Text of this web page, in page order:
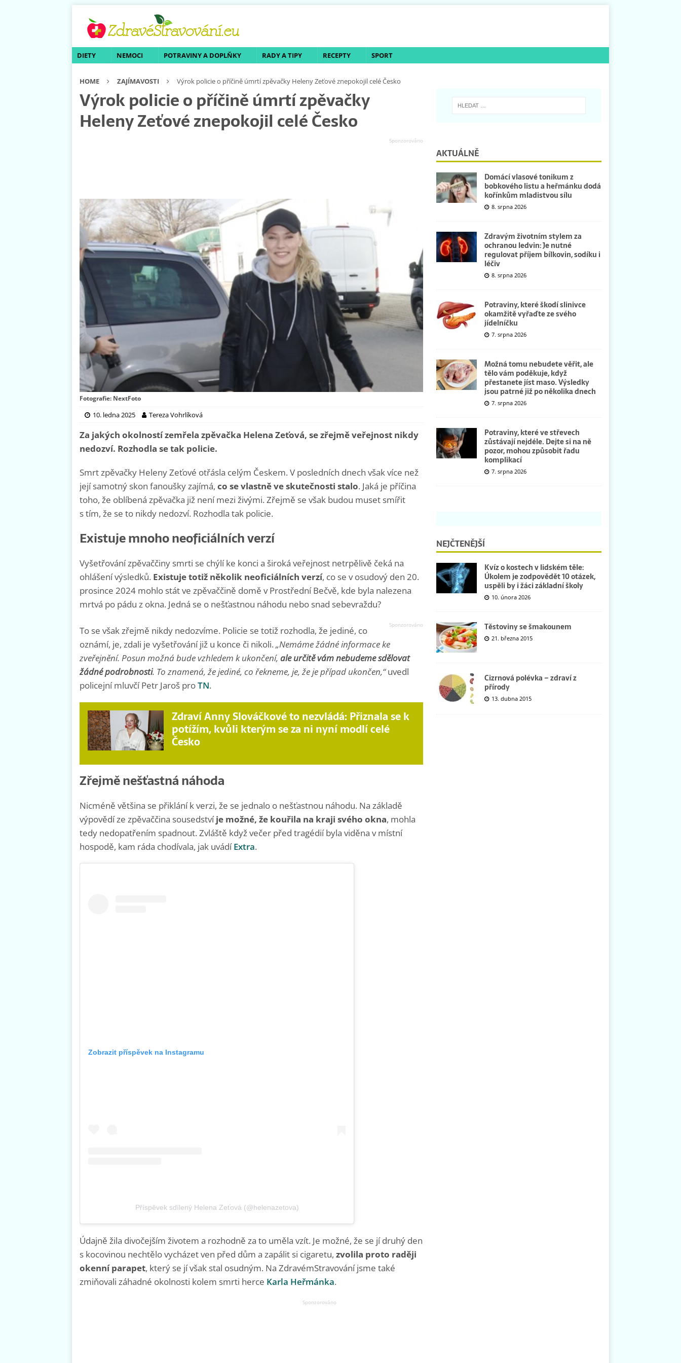
DIETY NEMOCI POTRAVINY A DOPLŇKY RADY A TIPY RECEPTY SPORT
HOME ZAJÍMAVOSTI Výrok policie o příčině úmrtí zpěvačky Heleny Zeťové znepokojil celé Česko
Výrok policie o příčině úmrtí zpěvačky
Heleny Zeťové znepokojil celé Česko
Fotografie: NextFoto
10. ledna 2025 Tereza Vohrlíková
Za jakých okolností zemřela zpěvačka Helena Zeťová, se zřejmě veřejnost nikdy
nedozví. Rozhodla se tak policie.
Smrt zpěvačky Heleny Zeťové otřásla celým Českem. V posledních dnech však více než
její samotný skon fanoušky zajímá, co se vlastně ve skutečnosti stalo. Jaká je příčina
toho, že oblíbená zpěvačka již není mezi živými. Zřejmě se však budou muset smířit
s tím, že se to nikdy nedozví. Rozhodla tak policie.
Existuje mnoho neoficiálních verzí
Vyšetřování zpěvaččiny smrti se chýlí ke konci a široká veřejnost netrpělivě čeká na
ohlášení výsledků. Existuje totiž několik neoficiálních verzí, co se v osudový den 20.
prosince 2024 mohlo stát ve zpěvaččině domě v Prostřední Bečvě, kde byla nalezena
mrtvá po pádu z okna. Jedná se o nešťastnou náhodu nebo snad sebevraždu?
To se však zřejmě nikdy nedozvíme. Policie se totiž rozhodla, že jediné, co
oznámí, je, zdali je vyšetřování již u konce či nikoli. „Nemáme žádné informace ke
zveřejnění. Posun možná bude vzhledem k ukončení, ale určitě vám nebudeme sdělovat
žádné podrobnosti. To znamená, že jediné, co řekneme, je, že je případ ukončen,“uvedl
policejní mluvčí Petr Jaroš proTN.
Zdraví Anny Slováčkové to nezvládá: Přiznala se k
potížím, kvůli kterým se za ni nyní modlí celé
Česko
Zřejmě nešťastná náhoda
Nicméně většina se přiklání k verzi, že se jednalo o nešťastnou náhodu. Na základě
výpovědí ze zpěvaččina sousedstvíje možné, že kouřila na kraji svého okna, mohla
tedy nedopatřením spadnout. Zvláště když večer před tragédií byla viděna v místní
hospodě, kam ráda chodívala, jak uvádíExtra.
Zobrazit příspěvek na Instagramu
Příspěvek sdílený Helena Zeťová (@helenazetova)
Údajně žila divočejším životem a rozhodně za to uměla vzít. Je možné, že se jí druhý den
s kocovinou nechtělo vycházet ven před dům a zapálit si cigaretu, zvolila proto raději
okenní parapet, který se jí však stal osudným. Na ZdravémStravování jsme také
zmiňovali záhadné okolnosti kolem smrti herce Karla Heřmánka.
AKTUÁLNĚ
Domácí vlasové tonikum z
bobkového listu a heřmánku dodá
kořínkům mladistvou sílu
8. srpna 2026
Zdravým životním stylem za
ochranou ledvin: Je nutné
regulovat příjem bílkovin, sodíku i
léčiv
8. srpna 2026
Potraviny, které škodí slinivce
okamžitě vyřaďte ze svého
jídelníčku
7. srpna 2026
Možná tomu nebudete věřit, ale
tělo vám poděkuje, když
přestanete jíst maso. Výsledky
jsou patrné již po několika dnech
7. srpna 2026
Potraviny, které ve střevech
zůstávají nejdéle. Dejte si na ně
pozor, mohou způsobit řadu
komplikací
7. srpna 2026
NEJČTENĚJŠÍ
Kvíz o kostech v lidském těle:
Úkolem je zodpovědět 10 otázek,
uspěli by i žáci základní školy
10. února 2026
Těstoviny se šmakounem
21. března 2015
Cizrnová polévka – zdraví z
přírody
13. dubna 2015